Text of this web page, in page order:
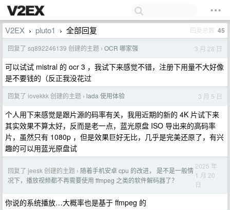
V2EX › pluto1 › 全部回复 回复总数 45
回复了 sq892246139 创建的主题 › OCR 哪家强 3 月 28 日
可以试试 mistral 的 ocr 3 ，我试下来感觉不错，注册下用量不大好像
是不要钱的（反正我没花过
回复了 iovekkk 创建的主题 › lada 使用体验 3 月 5 日
个人用下来感觉是跟片源的码率有关，我用近期的新的 4K 片试下来
其实效果不算太好，反而是老一点，蓝光原盘 ISO 导出来的高码率
片，虽然只有 1080p ，但是效果巨好无比，几乎是完美还原了，有兴
趣的可以用蓝光原盘试
回复了 jeesk 创建的主题 › 随着手机安卓 cpu 的改进， 是不是一般情
况下，播放视频都不再需要使用 ffmpeg 之类的软件解码器了？
2025 年
1 月 20
日
你说的系统播放…大概率也是基于 ffmpeg 的